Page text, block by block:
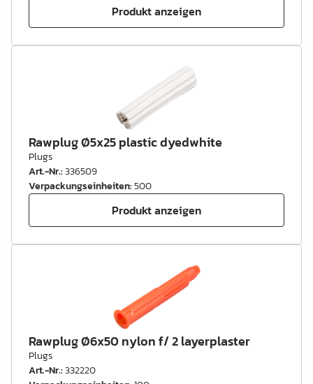
Produkt anzeigen
Rawplug Ø5x25 plastic dyedwhite
Plugs
Art.-Nr.:336509
Verpackungseinheiten:500
Produkt anzeigen
Rawplug Ø6x50 nylon f/ 2 layerplaster
Plugs
Art.-Nr.:332220